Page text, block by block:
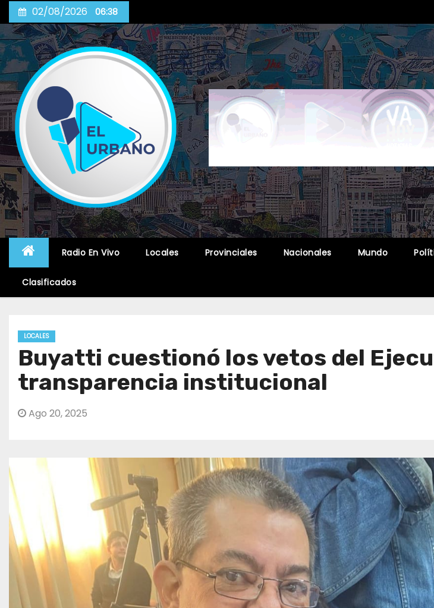
to
content
02/08/2026 06:38
Radio En Vivo Locales Provinciales Nacionales Mundo
Clasificados
LOCALES
Buyatti cuestionó los vetos del
transparencia institucional
Ago 20, 2025